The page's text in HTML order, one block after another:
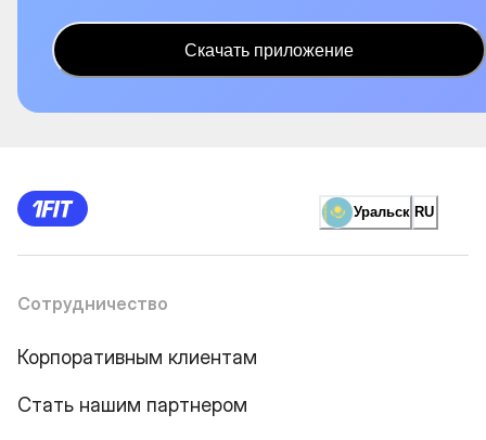
Скачать приложение
Уральск RU
Сотрудничество
Корпоративным клиентам
Стать нашим партнером